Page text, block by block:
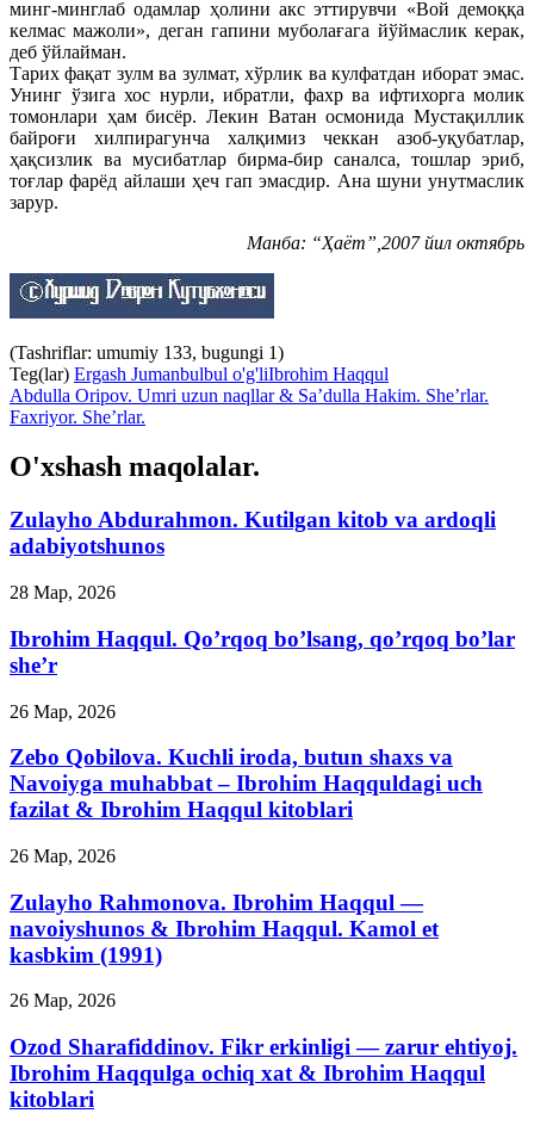
минг-минглаб одамлар ҳолини акс эттирувчи «Вой демоққа
келмас мажоли», деган гапини муболағага йўймаслик керак,
деб ўйлайман.
Тарих фақат зулм ва зулмат, хўрлик ва кулфатдан иборат эмас.
Унинг ўзига хос нурли, ибратли, фахр ва ифтихорга молик
томонлари ҳам бисёр. Лекин Ватан осмонида Мустақиллик
байроғи хилпирагунча халқимиз чеккан азоб-уқубатлар,
ҳақсизлик ва мусибатлар бирма-бир саналса, тошлар эриб,
тоғлар фарёд айлаши ҳеч гап эмасдир. Ана шуни унутмаслик
зарур.
Манба: “Ҳаёт”,2007 йил октябрь
(Tashriflar: umumiy 133, bugungi 1)
Teg(lar) Ergash Jumanbulbul o'g'liIbrohim Haqqul
Abdulla Oripov. Umri uzun naqllar & Sa’dulla Hakim. She’rlar.
Faxriyor. She’rlar.
O'xshash maqolalar.
Zulayho Abdurahmon. Kutilgan kitob va ardoqli
adabiyotshunos
28 Мар, 2026
Ibrohim Haqqul. Qo’rqoq bo’lsang, qo’rqoq bo’lar
she’r
26 Мар, 2026
Zebo Qobilova. Kuchli iroda, butun shaxs va
Navoiyga muhabbat – Ibrohim Haqquldagi uch
fazilat & Ibrohim Haqqul kitoblari
26 Мар, 2026
Zulayho Rahmonova. Ibrohim Haqqul —
navoiyshunos & Ibrohim Haqqul. Kamol et
kasbkim (1991)
26 Мар, 2026
Ozod Sharafiddinov. Fikr erkinligi — zarur ehtiyoj.
Ibrohim Haqqulga ochiq xat & Ibrohim Haqqul
kitoblari